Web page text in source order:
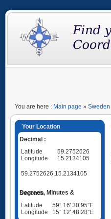
You are here : Main page » Sweden
Your Location
Decimal :
Latitude
59.2752626
Longitude
15.2134105
59.2752626,15.2134105
Degrees, Minutes & Seconds
Latitude
59° 16' 30.95"E
Longitude
15° 12' 48.28"E